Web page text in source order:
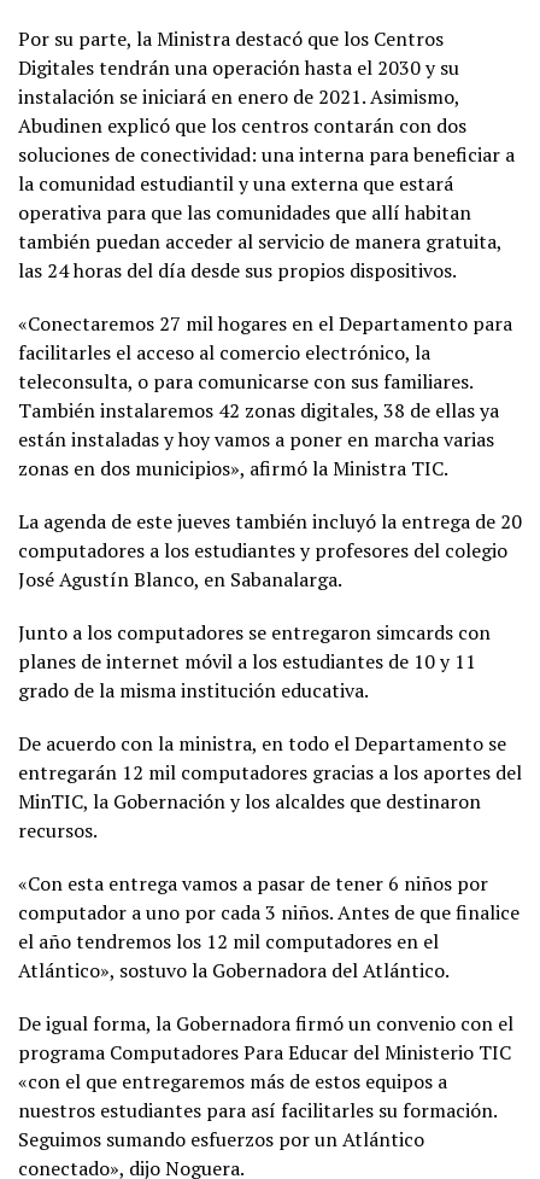
Por su parte, la Ministra destacó que los Centros
Digitales tendrán una operación hasta el 2030 y su
instalación se iniciará en enero de 2021. Asimismo,
Abudinen explicó que los centros contarán con dos
soluciones de conectividad: una interna para beneficiar a
la comunidad estudiantil y una externa que estará
operativa para que las comunidades que allí habitan
también puedan acceder al servicio de manera gratuita,
las 24 horas del día desde sus propios dispositivos.
«Conectaremos 27 mil hogares en el Departamento para
facilitarles el acceso al comercio electrónico, la
teleconsulta, o para comunicarse con sus familiares.
También instalaremos 42 zonas digitales, 38 de ellas ya
están instaladas y hoy vamos a poner en marcha varias
zonas en dos municipios», afirmó la Ministra TIC.
La agenda de este jueves también incluyó la entrega de 20
computadores a los estudiantes y profesores del colegio
José Agustín Blanco, en Sabanalarga.
Junto a los computadores se entregaron simcards con
planes de internet móvil a los estudiantes de 10 y 11
grado de la misma institución educativa.
De acuerdo con la ministra, en todo el Departamento se
entregarán 12 mil computadores gracias a los aportes del
MinTIC, la Gobernación y los alcaldes que destinaron
recursos.
«Con esta entrega vamos a pasar de tener 6 niños por
computador a uno por cada 3 niños. Antes de que finalice
el año tendremos los 12 mil computadores en el
Atlántico», sostuvo la Gobernadora del Atlántico.
De igual forma, la Gobernadora firmó un convenio con el
programa Computadores Para Educar del Ministerio TIC
«con el que entregaremos más de estos equipos a
nuestros estudiantes para así facilitarles su formación.
Seguimos sumando esfuerzos por un Atlántico
conectado», dijo Noguera.